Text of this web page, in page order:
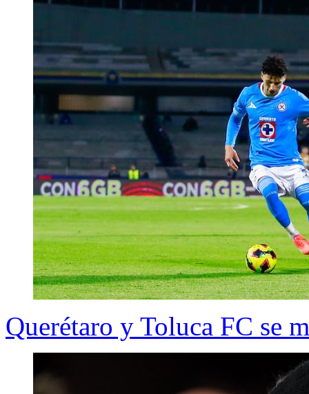
Querétaro y Toluca FC se